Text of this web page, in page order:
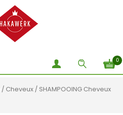
0
/ Cheveux / SHAMPOOING Cheveux